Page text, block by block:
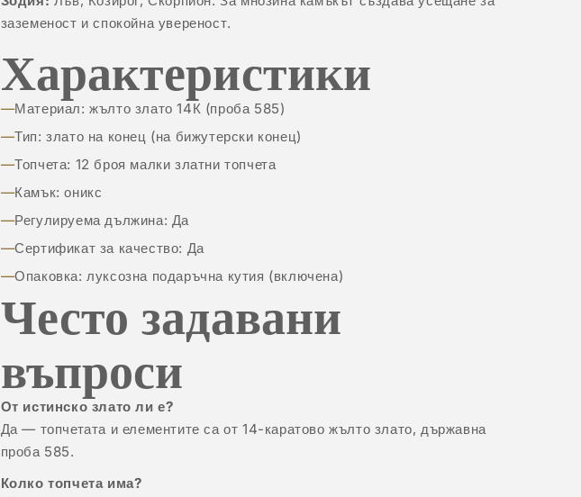
заземеност и спокойна увереност.
Характеристики
Материал: жълто злато 14К (проба 585)
Тип: злато на конец (на бижутерски конец)
Топчета: 12 броя малки златни топчета
Камък: оникс
Регулируема дължина: Да
Сертификат за качество: Да
Опаковка: луксозна подаръчна кутия (включена)
Често задавани
въпроси
От истинско злато ли е?
Да — топчетата и елементите са от 14-каратово жълто злато, държавна
проба 585.
Колко топчета има?